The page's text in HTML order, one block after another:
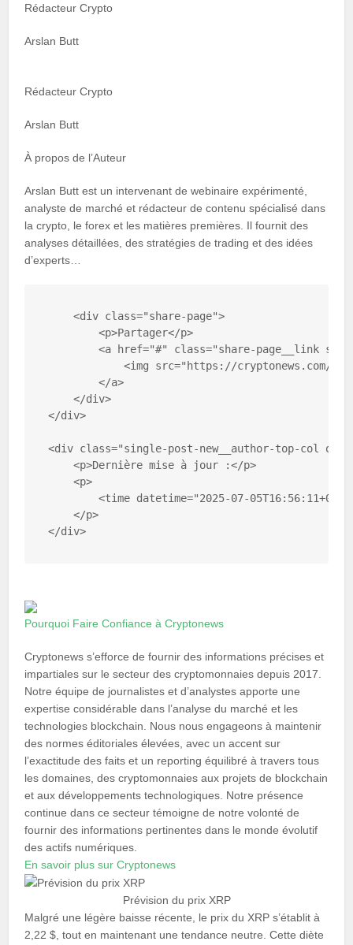
Rédacteur Crypto
Arslan Butt
Rédacteur Crypto
Arslan Butt
À propos de l’Auteur
Arslan Butt est un intervenant de webinaire expérimenté,
analyste de marché et rédacteur de contenu spécialisé dans
la crypto, le forex et les matières premières. Il fournit des
analyses détaillées, des stratégies de trading et des idées
d’experts…
    <div class="share-page">
        <p>Partager</p>
<a href="#" class="share-page__link
<img src="https://cryptonews.com/
        </a>
    </div>
</div>
<div class="single-post-new__author-top-col
    <p>Dernière mise à jour :</p>
    <p>
<time datetime="2025-07-
    </p>
</div>
Pourquoi Faire Confiance à Cryptonews
Cryptonews s’efforce de fournir des informations précises et
impartiales sur le secteur des cryptomonnaies depuis 2017.
Notre équipe de journalistes et d’analystes apporte une
expertise considérable dans l’analyse du marché et les
technologies blockchain. Nous nous engageons à maintenir
des normes éditoriales élevées, avec un accent sur
l’exactitude des faits et un reporting équilibré à travers tous
les domaines, des cryptomonnaies aux projets de blockchain
et aux développements technologiques. Notre présence
continue dans ce secteur témoigne de notre volonté de
fournir des informations pertinentes dans le monde évolutif
des actifs numériques.
En savoir plus sur Cryptonews
Prévision du prix XRP
Malgré une légère baisse récente, le prix du XRP s’établit à
2,22 $, tout en maintenant une tendance neutre. Cette diète